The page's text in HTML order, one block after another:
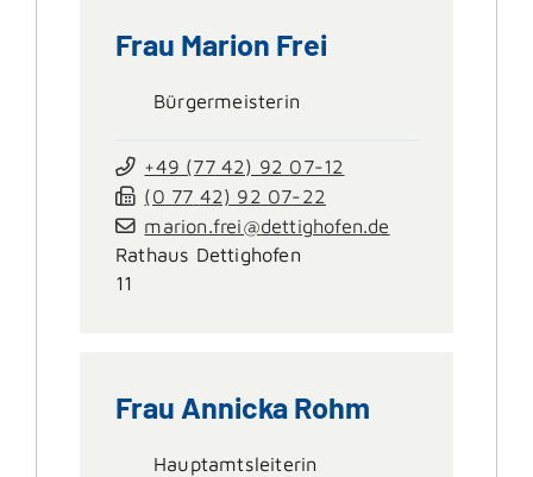
Frau Marion Frei
Bürgermeisterin
+49 (77 42) 92 07-12
(0 77 42) 92 07-22
marion.frei@dettighofen.de
Rathaus Dettighofen
11
Frau Annicka Rohm
Hauptamtsleiterin